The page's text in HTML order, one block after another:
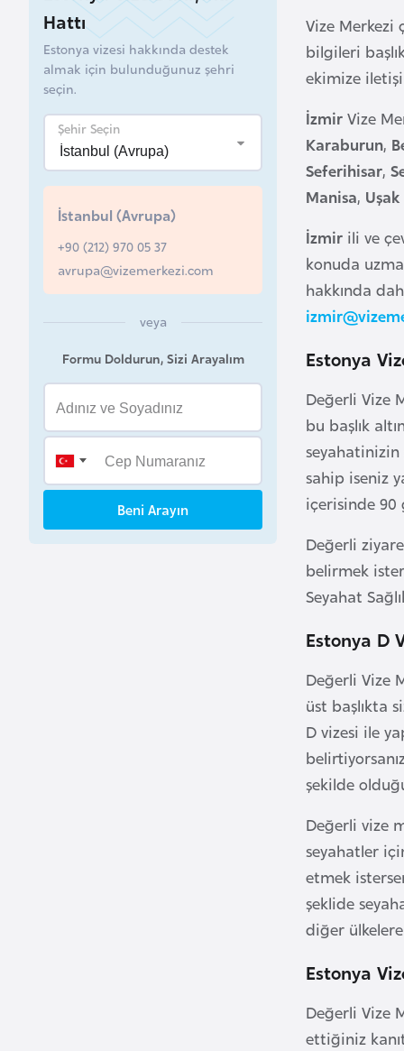
Vize Merkezi
bilgileri
ekimize
İzmir Vize
Karaburun,
Seferihisar,
Manisa, Uşak
İzmir ili ve
konuda
hakkında
Estonya
Değerli Vize
bu başlık
seyahatinizin
sahip iseniz
içerisinde 90
Değerli
belirmek
Seyahat
Estonya D
Değerli Vize
üst başlıkta
D vizesi ile
şekilde
Değerli vize
seyahatler
etmek
şeklide
diğer
Estonya
Değerli Vize
ettiğiniz
Hattı
Estonya vizesi hakkında destek
almak için bulunduğunuz şehri
seçin.
Şehir Seçin
İstanbul (Avrupa)
+90 (212) 970 05 37
avrupa@vizemerkezi.com
veya
Formu Doldurun, Sizi Arayalım
Beni Arayın
e
l
r
u
s
B
e
l
ç
i
a
B
e
i